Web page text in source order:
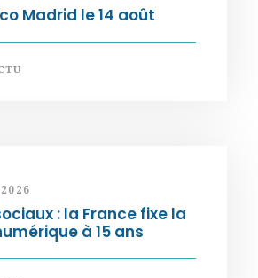
Madrid le 14 août
: la France fixe la
à 15 ans